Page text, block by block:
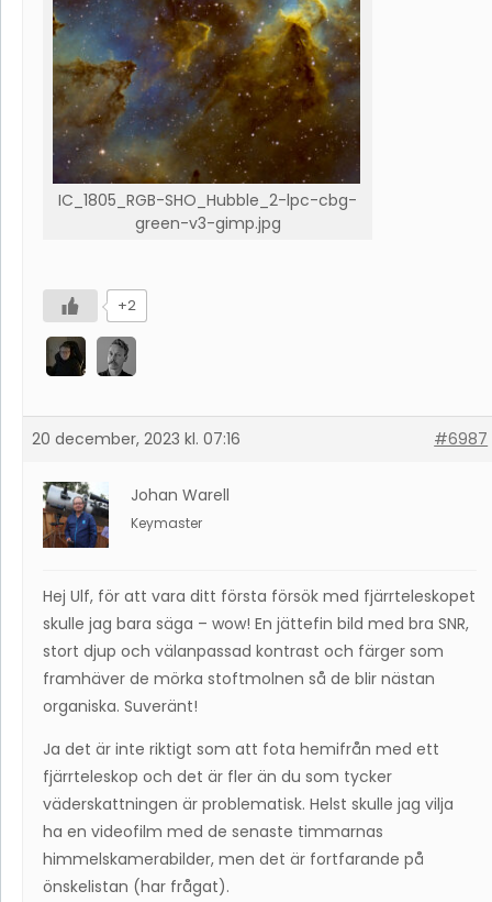
IC_1805_RGB-SHO_Hubble_2-lpc-cbg-
green-v3-gimp.jpg
+2
20 december, 2023 kl. 07:16 #6987
Johan Warell
Keymaster
Hej Ulf, för att vara ditt första försök med fjärrteleskopet
skulle jag bara säga – wow! En jättefin bild med bra SNR,
stort djup och välanpassad kontrast och färger som
framhäver de mörka stoftmolnen så de blir nästan
organiska. Suveränt!
Ja det är inte riktigt som att fota hemifrån med ett
fjärrteleskop och det är fler än du som tycker
väderskattningen är problematisk. Helst skulle jag vilja
ha en videofilm med de senaste timmarnas
himmelskamerabilder, men det är fortfarande på
önskelistan (har frågat).